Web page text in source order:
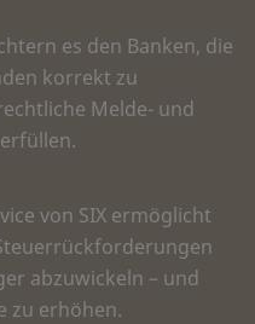
es den Banken, die
korrekt zu
Melde- und
von SIX ermöglicht
abzuwickeln – und
zu erhöhen.